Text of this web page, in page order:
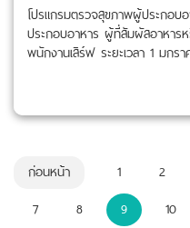
โปรแกรมตรวจสุขภาพผู้ประกอ
ประกอบอาหาร ผู้ที่สัมผัสอาหา
พนักงานเสิร์ฟ ระยะเวลา 1 มก
ก่อนหน้า 1 2
7
8 9 10